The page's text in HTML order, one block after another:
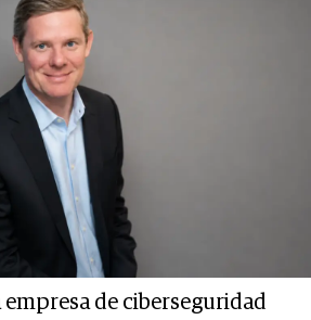
de ciberseguridad